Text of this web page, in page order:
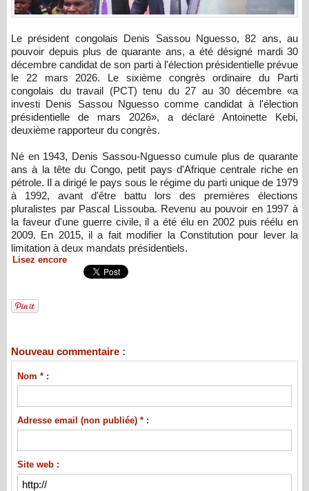
Le président congolais Denis Sassou Nguesso, 82 ans, au
pouvoir depuis plus de quarante ans, a été désigné mardi 30
décembre candidat de son parti à l'élection présidentielle prévue
le 22 mars 2026. Le sixième congrès ordinaire du Parti
congolais du travail (PCT) tenu du 27 au 30 décembre «a
investi Denis Sassou Nguesso comme candidat à l'élection
présidentielle de mars 2026», a déclaré Antoinette Kebi,
deuxième rapporteur du congrès.
Né en 1943, Denis Sassou-Nguesso cumule plus de quarante
ans à la tête du Congo, petit pays d'Afrique centrale riche en
pétrole. Il a dirigé le pays sous le régime du parti unique de 1979
à 1992, avant d'être battu lors des premières élections
pluralistes par Pascal Lissouba. Revenu au pouvoir en 1997 à
la faveur d'une guerre civile, il a été élu en 2002 puis réélu en
2009. En 2015, il a fait modifier la Constitution pour lever la
limitation à deux mandats présidentiels.
Lisez encore
Nouveau commentaire :
Nom * :
Adresse email (non publiée) * :
Site web :